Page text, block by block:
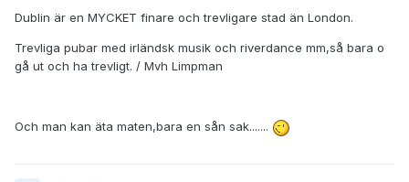
Dublin är en MYCKET finare och trevligare stad än London.
Trevliga pubar med irländsk musik och riverdance mm,så bara o
gå ut och ha trevligt. / Mvh Limpman
Och man kan äta maten,bara en sån sak.......